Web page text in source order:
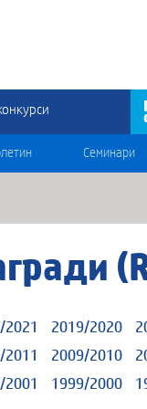
Семинари
2021 2019/2020
2011 2009/2010
2001 1999/2000